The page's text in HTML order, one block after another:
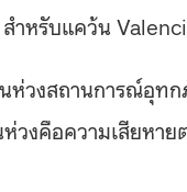
ำหรับแคว้น
ห่วงสถานการณ์อุท
วงคือความเสียหา